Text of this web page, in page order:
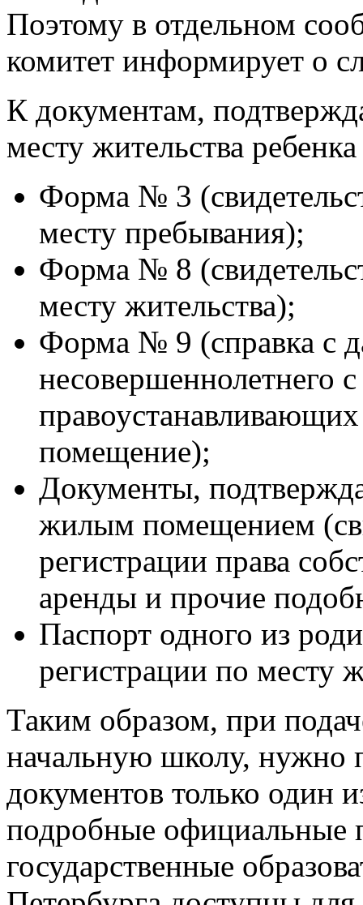
Поэтому в отдельном
комитет информирует о
К документам,
месту жительства
Форма № 3
месту пребывания);
Форма № 8
месту жительства);
Форма № 9 (справка с
несовершеннолетнего
помещение);
Документы,
жилым помещением
регистрации права
аренды и прочие
Паспорт одного из
регистрации по месту
Таким образом, при
начальную школу, нужно
документов только один
подробные официальные
государственные